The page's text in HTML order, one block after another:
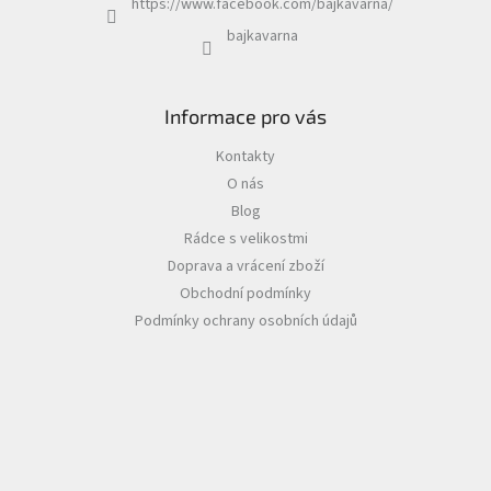
bajkavarna
Informace pro vás
Kontakty
O nás
Blog
Rádce s velikostmi
Doprava a vrácení zboží
Obchodní podmínky
Podmínky ochrany osobních údajů